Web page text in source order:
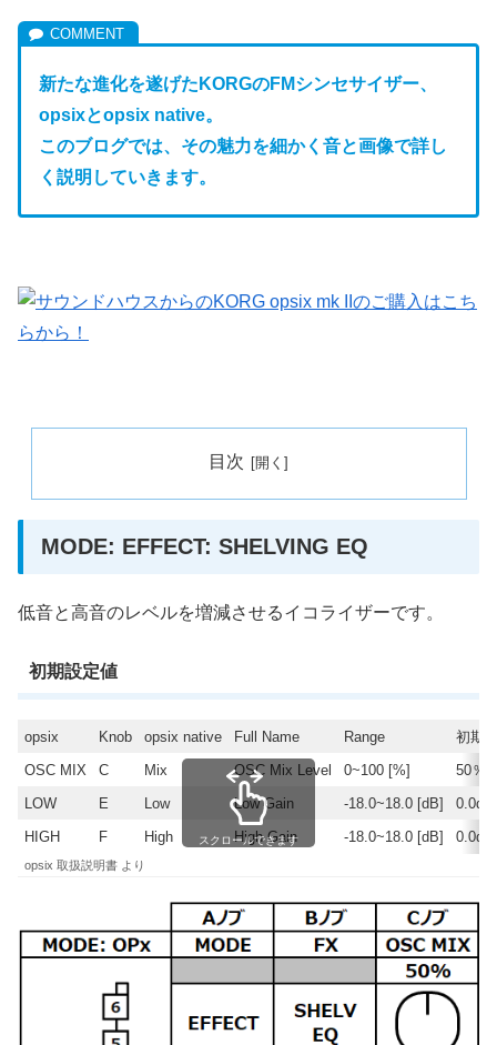
新たな進化を遂げたKORGのFMシンセサイザー、
opsixとopsix native。
このブログでは、その魅力を細かく音と画像で詳し
く説明していきます。
目次
MODE: EFFECT: SHELVING EQ
低音と高音のレベルを増減させるイコライザーです。
初期設定値
opsix Knob opsix native Full Name Range
初期
OSC MIX
C Mix OSC Mix Level 0~100 [%]
50％
LOW
E Low Low Gain -18.0~18.0 [dB]
0.0dB
HIGH
F High High Gain -18.0~18.0 [dB] 0.0dB
スクロールできます
opsix 取扱説明書 より